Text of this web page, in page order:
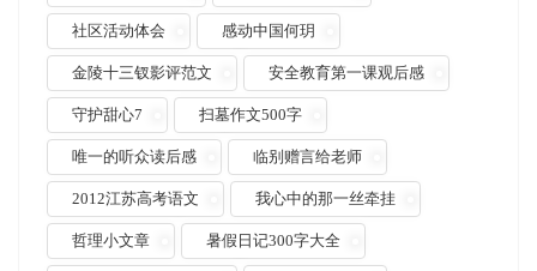
社区活动体会 感动中国何玥
金陵十三钗影评范文 安全教育第一课观后感
守护甜心7 扫墓作文500字
唯一的听众读后感 临别赠言给老师
2012江苏高考语文 我心中的那一丝牵挂
哲理小文章 暑假日记300字大全